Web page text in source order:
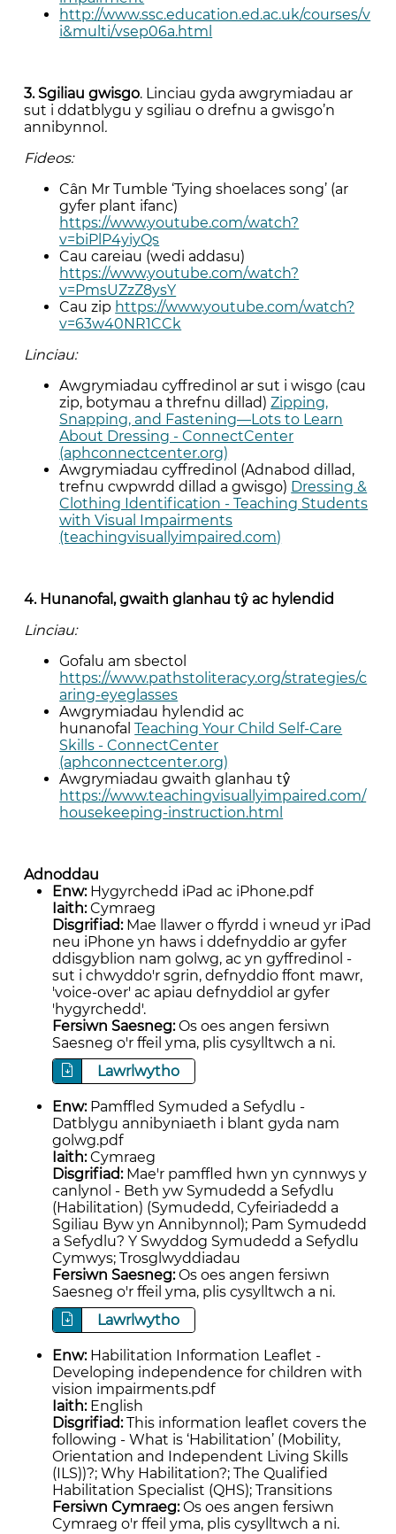
http://www.ssc.education.ed.ac.uk/courses/v
i&multi/vsep06a.html
3. Sgiliau gwisgo. Linciau gyda awgrymiadau ar
sut i ddatblygu y sgiliau o drefnu a gwisgo’n
annibynnol .
Fideos:
Cân Mr Tumble ‘Tying shoelaces song’ (ar
gyfer plant ifanc)
https://www.youtube.com/watch?
v=biPlP4yiyQs
Cau careiau (wedi addasu)
https://www.youtube.com/watch?
v=PmsUZzZ8ysY
Cau zip https://www.youtube.com/watch?
v=63w40NR1CCk
Linciau:
Awgrymiadau cyffredinol ar sut i wisgo (cau
zip, botymau a threfnu dillad)Zipping,
Snapping, and Fastening—Lots to Learn
About Dressing - ConnectCenter
(aphconnectcenter.org)
Awgrymiadau cyffredinol (Adnabod dillad,
trefnu cwpwrdd dillad a gwisgo) Dressing &
Clothing Identification - Teaching Students
with Visual Impairments
(teachingvisuallyimpaired.com)
4. Hunanofal, gwaith glanhau tŷ ac hylendid
Linciau:
Gofalu am sbectol
https://www.pathstoliteracy.org/strategies/c
aring-eyeglasses
Awgrymiadau hylendid ac
hunanofalTeaching Your Child Self-Care
Skills - ConnectCenter
(aphconnectcenter.org)
Awgrymiadau gwaith glanhau tŷ
https://www.teachingvisuallyimpaired.com/
housekeeping-instruction.html
Adnoddau
Enw: Hygyrchedd iPad ac iPhone.pdf
Iaith:Cymraeg
Disgrifiad: Mae llawer o ffyrdd i wneud yr iPad
neu iPhone yn haws i ddefnyddio ar gyfer
ddisgyblion nam golwg, ac yn gyffredinol -
sut i chwyddo'r sgrin, defnyddio ffont mawr,
'voice-over' ac apiau defnyddiol ar gyfer
'hygyrchedd'.
Fersiwn Saesneg:Os oes angen fersiwn
Saesneg o'r ffeil yma, plis cysylltwch a ni.
Lawrlwytho
Enw: Pamffled Symuded a Sefydlu -
Datblygu annibyniaeth i blant gyda nam
golwg.pdf
Iaith:Cymraeg
Disgrifiad: Mae'r pamffled hwn yn cynnwys y
canlynol - Beth yw Symudedd a Sefydlu
(Habilitation) (Symudedd, Cyfeiriadedd a
Sgiliau Byw yn Annibynnol); Pam Symudedd
a Sefydlu? Y Swyddog Symudedd a Sefydlu
Cymwys; Trosglwyddiadau
Fersiwn Saesneg:Os oes angen fersiwn
Saesneg o'r ffeil yma, plis cysylltwch a ni.
Lawrlwytho
Enw: Habilitation Information Leaflet -
Developing independence for children with
vision impairments.pdf
Iaith: English
Disgrifiad:This information leaflet covers the
following - What is ‘Habilitation’ (Mobility,
Orientation and Independent Living Skills
(ILS))?; Why Habilitation?; The Qualified
Habilitation Specialist (QHS); Transitions
Fersiwn Cymraeg:Os oes angen fersiwn
Cymraeg o'r ffeil yma, plis cysylltwch a ni.